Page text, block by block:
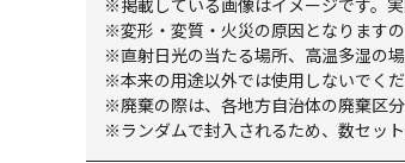
※掲載している画像はイメージです。
※変形・変質・火災の原因となります
※直射日光の当たる場所、高温多湿の
※本来の用途以外では使用しないでくだ
※廃棄の際は、各地方自治体の廃棄区分
※ランダムで封入されるため、数セッ